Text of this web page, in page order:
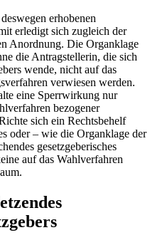
erhobenen
erledigt sich zugleich der
Anordnung. Die Organklage
die Antragstellerin, die sich
wende, nicht auf das
verwiesen werden.
eine Sperrwirkung nur
bezogener
sich ein Rechtsbehelf
oder – wie die Organklage der
gesetzgeberisches
auf das Wahlverfahren